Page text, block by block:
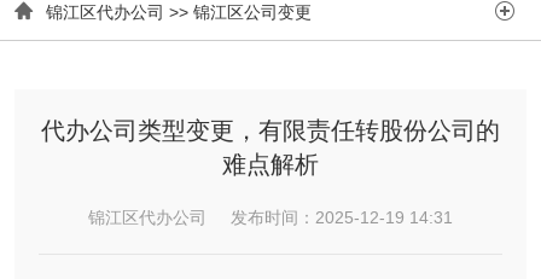
 锦江区代办公司 >> 锦江区公司变更 
代办公司类型变更，有限责任转股份公司的
难点解析
锦江区代办公司 发布时间：2025-12-19 14:31